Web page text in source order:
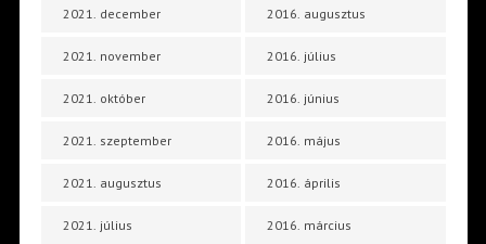
2021. december
2021. november
2021. október
2021. szeptember
2021. augusztus
2021. július
2016. augusztus
2016. július
2016. június
2016. május
2016. április
2016. március